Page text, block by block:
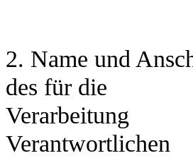
2. Name und
des für die
Verarbeitung
Verantwortlichen